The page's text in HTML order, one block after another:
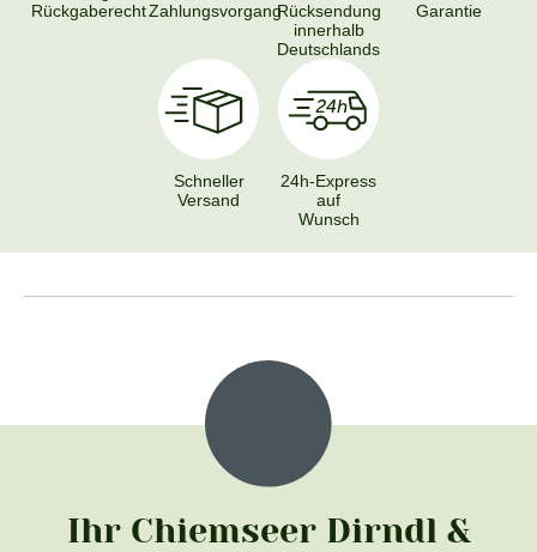
RückgaberechtZahlungsvorgangRücksendung
innerhalb
Deutschlands
Garantie
Schneller
Versand
24h-Express
auf
Wunsch
Ihr Chiemseer Dirndl &